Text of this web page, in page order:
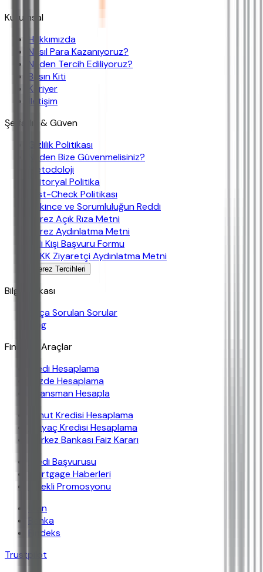
Kurumsal
Hakkımızda
Nasıl Para Kazanıyoruz?
Neden Tercih Ediliyoruz?
Basın Kiti
Kariyer
İletişim
Şeffaflık & Güven
Gizlilik Politikası
Neden Bize Güvenmelisiniz?
Metodoloji
Editoryal Politika
Fast-Check Politikası
Çekince ve Sorumluluğun Reddi
Çerez Açık Rıza Metni
Çerez Aydınlatma Metni
İlgili Kişi Başvuru Formu
KVKK Ziyaretçi Aydınlatma Metni
Çerez Tercihleri
Bilgi Bankası
Sıkça Sorulan Sorular
Blog
Finansal Araçlar
Kredi Hesaplama
Yüzde Hesaplama
Finansman Hesapla
Konut Kredisi Hesaplama
İhtiyaç Kredisi Hesaplama
Merkez Bankası Faiz Kararı
Kredi Başvurusu
Mortgage Haberleri
Emekli Promosyonu
İban
Banka
Findeks
Trustpilot